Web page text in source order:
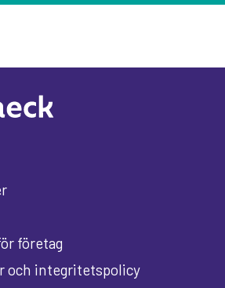
företag
och integritetspolicy